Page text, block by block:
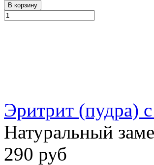
Эритрит (пудра)
Натуральный
290 руб